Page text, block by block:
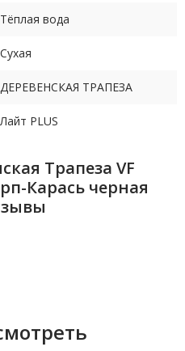
Тёплая вода
Сухая
ДЕРЕВЕНСКАЯ ТРАПЕЗА
Лайт PLUS
Трапеза VF
Карась черная